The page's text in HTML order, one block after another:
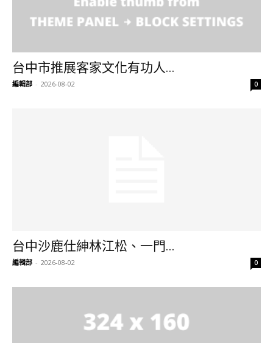
台中市推展客家文化有功人...
編輯部 - 2026-08-02 0
台中沙鹿仕紳林江松、一門...
編輯部 - 2026-08-02 0